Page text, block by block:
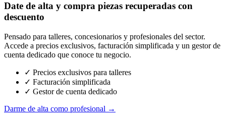
Date de alta y compra piezas recuperadas con
descuento
Pensado para talleres, concesionarios y profesionales del sector.
Accede a precios exclusivos, facturación simplificada y un gestor de
cuenta dedicado que conoce tu negocio.
✓ Precios exclusivos para talleres
✓ Facturación simplificada
✓ Gestor de cuenta dedicado
Darme de alta como profesional →